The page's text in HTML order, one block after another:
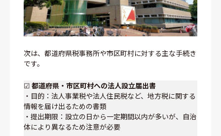
次は、都道府県税事務所や市区町村に対する主な手続き
です。
☑ 都道府県・市区町村への法人設立届出書
・目的：法人事業税や法人住民税など、地方税に関する
情報を届け出るための書類
・提出期限：設立の日から一定期間以内が多いが、自治
体により異なるため注意が必要